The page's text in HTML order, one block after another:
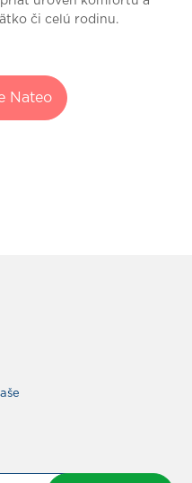
či celú rodinu.
Nateo